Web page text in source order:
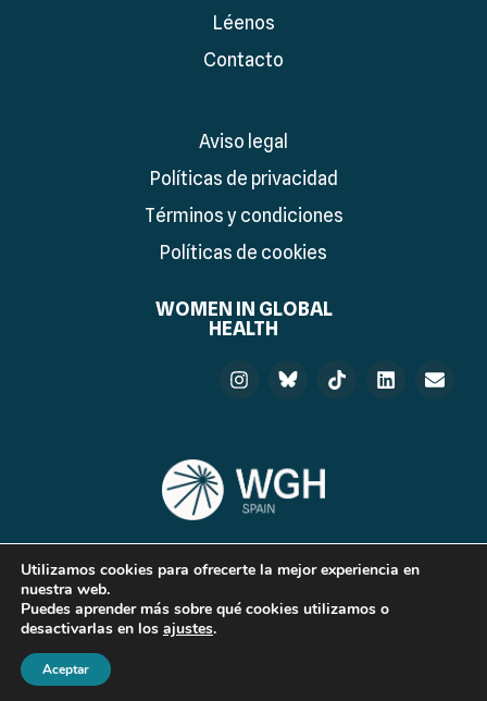
Léenos
Contacto
Aviso legal
Políticas de privacidad
Términos y condiciones
Políticas de cookies
WOMEN IN GLOBAL
HEALTH
© 2026 Women in Global Health Spain. Developed by:
Utilizamos cookies para ofrecerte la mejor experiencia en
nuestra web.
Puedes aprender más sobre qué cookies utilizamos o
desactivarlas en los ajustes.
Aceptar